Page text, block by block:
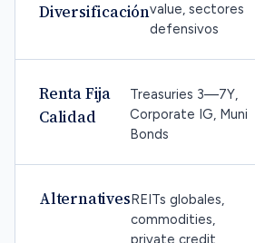
Diversificaciónvalue, sectores
defensivos
Renta Fija
Calidad
Treasuries 3—7Y,
Corporate IG, Muni
Bonds
AlternativesREITs globales,
commodities,
private credit